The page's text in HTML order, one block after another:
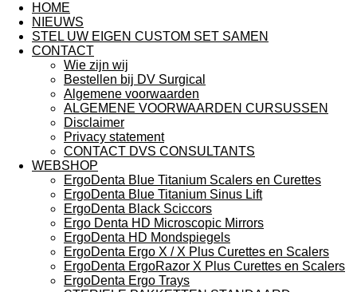
HOME
NIEUWS
STEL UW EIGEN CUSTOM SET SAMEN
CONTACT
Wie zijn wij
Bestellen bij DV Surgical
Algemene voorwaarden
ALGEMENE VOORWAARDEN CURSUSSEN
Disclaimer
Privacy statement
CONTACT DVS CONSULTANTS
WEBSHOP
ErgoDenta Blue Titanium Scalers en Curettes
ErgoDenta Blue Titanium Sinus Lift
ErgoDenta Black Sciccors
Ergo Denta HD Microscopic Mirrors
ErgoDenta HD Mondspiegels
ErgoDenta Ergo X / X Plus Curettes en Scalers
ErgoDenta ErgoRazor X Plus Curettes en Scalers
ErgoDenta Ergo Trays